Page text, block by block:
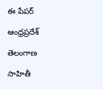
ఈ పేపర్
ఆంధ్రప్రదేశ్
తెలంగాణ
సాహితీ